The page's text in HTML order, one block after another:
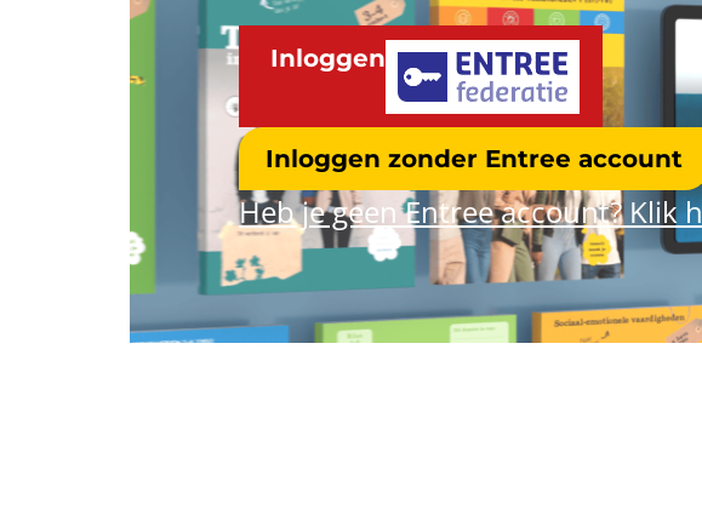
Inloggen
Inloggen zonder Entree account
Heb je geen Entree account? Klik